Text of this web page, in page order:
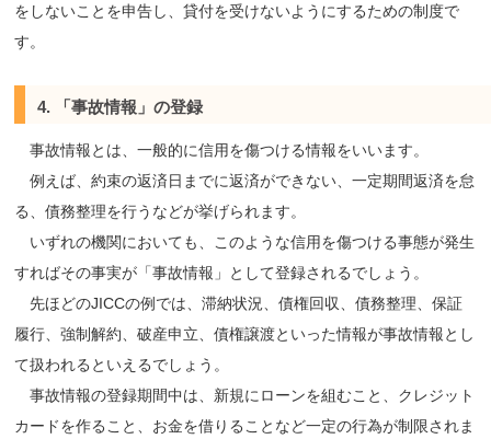
をしないことを申告し、貸付を受けないようにするための制度で
す。
4. 「事故情報」の登録
事故情報とは、一般的に信用を傷つける情報をいいます。
例えば、約束の返済日までに返済ができない、一定期間返済を怠
る、債務整理を行うなどが挙げられます。
いずれの機関においても、このような信用を傷つける事態が発生
すればその事実が「事故情報」として登録されるでしょう。
先ほどのJICCの例では、滞納状況、債権回収、債務整理、保証
履行、強制解約、破産申立、債権譲渡といった情報が事故情報とし
て扱われるといえるでしょう。
事故情報の登録期間中は、新規にローンを組むこと、クレジット
カードを作ること、お金を借りることなど一定の行為が制限されま